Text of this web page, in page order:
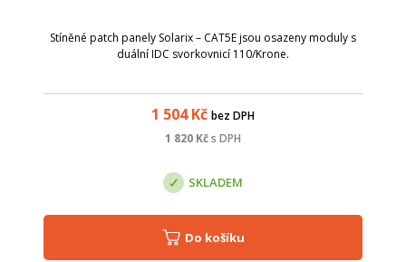
Stíněné patch panely Solarix – CAT5E jsou osazeny moduly s
duální IDC svorkovnicí 110/Krone.
1 504Kč bez DPH
1 820 Kčs DPH
SKLADEM
Do košíku